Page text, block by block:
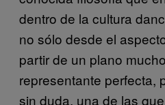
dentro de la cultura
no sólo desde el
partir de un plano
representante perfecta,
sin duda, una de las